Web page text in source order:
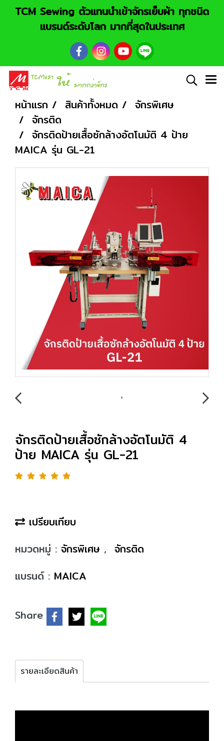
TCM Sewing ตัวแทนนำเข้าจักรเย็บผ้า ทุกชนิด
แบรนด์ระดับโลก มากที่สุดในประเทศ
หน้าแรก สินค้าทั้งหมด
จักรพิเศษ
จักรติด
จักรติดป้ายเสื้อซักล้างอัตโนมัติ 4 ป้าย
MAICA รุ่น GL-21
จักรติดป้ายเสื้อซักล้างอัตโนมัติ 4
ป้าย MAICA รุ่น GL-21
เปรียบเทียบ
หมวดหมู่ : จักรพิเศษ , จักรติด
แบรนด์ : MAICA
Share
รายละเอียดสินค้า